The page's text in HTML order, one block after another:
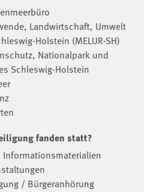
Landwirtschaft, Umwelt
Holstein (MELUR-SH)
Nationalpark und
Schleswig-Holstein
fanden statt?
/ Bürgeranhörung